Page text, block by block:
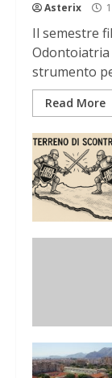
Asterix
Il semestre
strumento
Read More